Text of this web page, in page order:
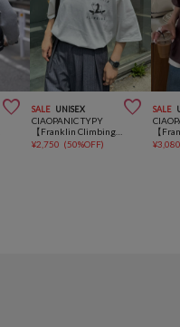
 SALE UNISEX 
CIAOPANIC TYPY
【Franklin Climbing】ブルドッグスケボー半袖Tee
¥2,750 (50%OFF)
SALE
¥